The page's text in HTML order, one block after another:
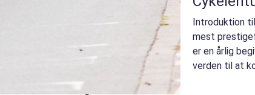
Introduktion
mest
er en årlig
verden til at